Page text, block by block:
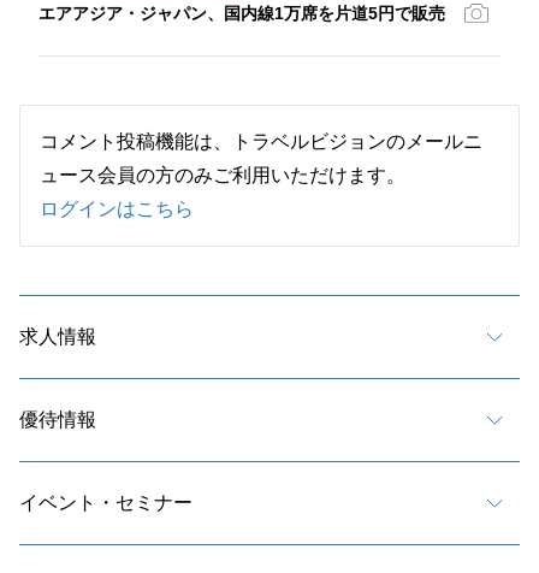
エアアジア・ジャパン、国内線1万席を片道5円で販売
コメント投稿機能は、トラベルビジョンのメールニ
ュース会員の方のみご利用いただけます。
ログインはこちら
求人情報
優待情報
イベント・セミナー